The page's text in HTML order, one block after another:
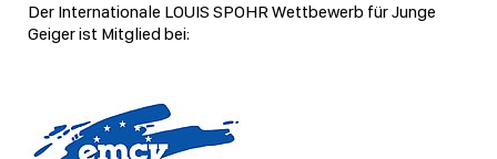
Der Internationale LOUIS SPOHR Wettbewerb für Junge
Geiger ist Mitglied bei: